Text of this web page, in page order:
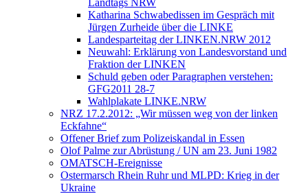
Landtags NRW
Katharina Schwabedissen im Gespräch mit
Jürgen Zurheide über die LINKE
Landesparteitag der LINKEN.NRW 2012
Neuwahl: Erklärung von Landesvorstand und
Fraktion der LINKEN
Schuld geben oder Paragraphen verstehen:
GFG2011 28-7
Wahlplakate LINKE.NRW
NRZ 17.2.2012: „Wir müssen weg von der linken
Eckfahne“
Offener Brief zum Polizeiskandal in Essen
Olof Palme zur Abrüstung / UN am 23. Juni 1982
OMATSCH-Ereignisse
Ostermarsch Rhein Ruhr und MLPD: Krieg in der
Ukraine